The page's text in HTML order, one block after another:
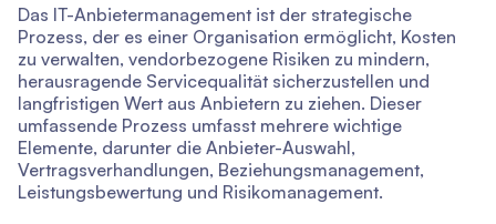
Das IT-Anbietermanagement ist der strategische
Prozess, der es einer Organisation ermöglicht, Kosten
zu verwalten, vendorbezogene Risiken zu mindern,
herausragende Servicequalität sicherzustellen und
langfristigen Wert aus Anbietern zu ziehen. Dieser
umfassende Prozess umfasst mehrere wichtige
Elemente, darunter die Anbieter-Auswahl,
Vertragsverhandlungen, Beziehungsmanagement,
Leistungsbewertung und Risikomanagement.